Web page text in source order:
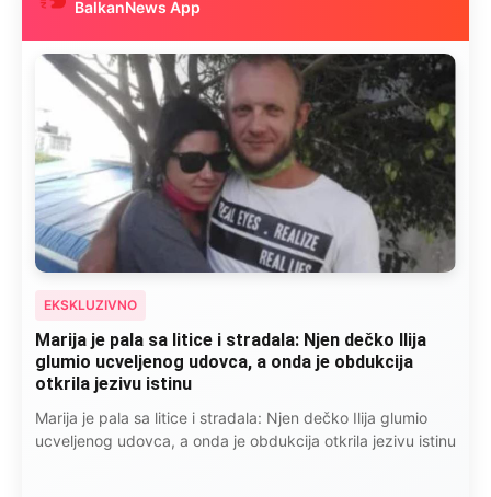
BalkanNews App
EKSKLUZIVNO
Marija je pala sa litice i stradala: Njen dečko Ilija
glumio ucveljenog udovca, a onda je obdukcija
otkrila jezivu istinu
Marija je pala sa litice i stradala: Njen dečko Ilija glumio
ucveljenog udovca, a onda je obdukcija otkrila jezivu istinu